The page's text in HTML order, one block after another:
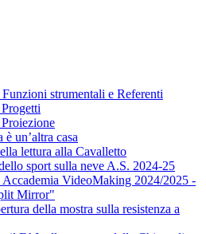
strumentali e Referenti
un’altra casa
lettura alla Cavalletto
sport sulla neve A.S. 2024-25
Accademia VideoMaking 2024/2025 -
Mirror"
della mostra sulla resistenza a